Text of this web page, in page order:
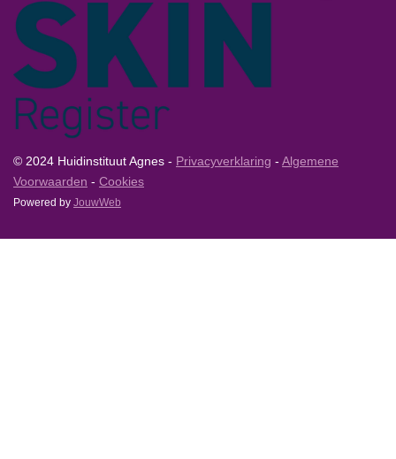
© 2024 Huidinstituut Agnes - Privacyverklaring - Algemene
Voorwaarden - Cookies
Powered by JouwWeb